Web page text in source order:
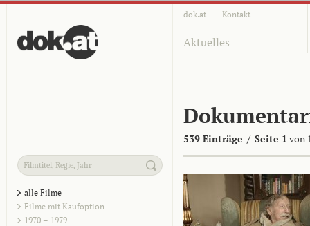
dok.at Kontakt
Aktuelles
539 Einträge / Seite 1 von
alle Filme
Filme mit Kaufoption
1970 – 1979